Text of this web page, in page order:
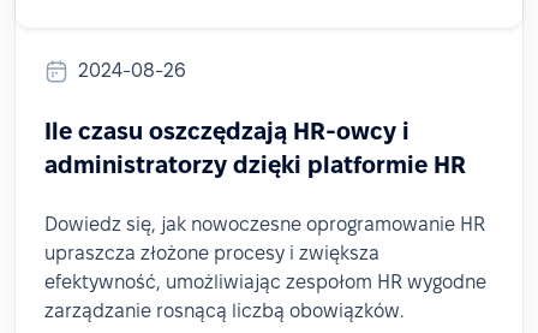
2024-08-26
Ile czasu oszczędzają HR-owcy i
administratorzy dzięki platformie HR
Dowiedz się, jak nowoczesne oprogramowanie HR
upraszcza złożone procesy i zwiększa
efektywność, umożliwiając zespołom HR wygodne
zarządzanie rosnącą liczbą obowiązków.